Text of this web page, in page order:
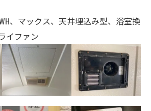
、マックス、天井埋込み型、浴室換
イファン